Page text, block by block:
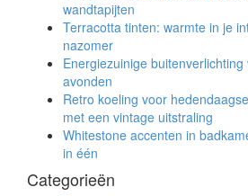
wandtapijten
Terracotta tinten: warmte in je
nazomer
Energiezuinige
avonden
Retro koeling voor
met een vintage uitstraling
Whitestone accenten in
in één
Categorieën